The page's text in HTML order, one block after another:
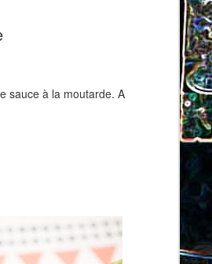
sauce à la moutarde. A
Pizza à la pancetta et à la